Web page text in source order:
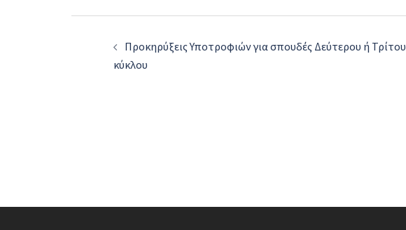
navigation
Προκηρύξεις Υποτροφιών για σπουδές Δεύτερου ή Τρίτου
κύκλου